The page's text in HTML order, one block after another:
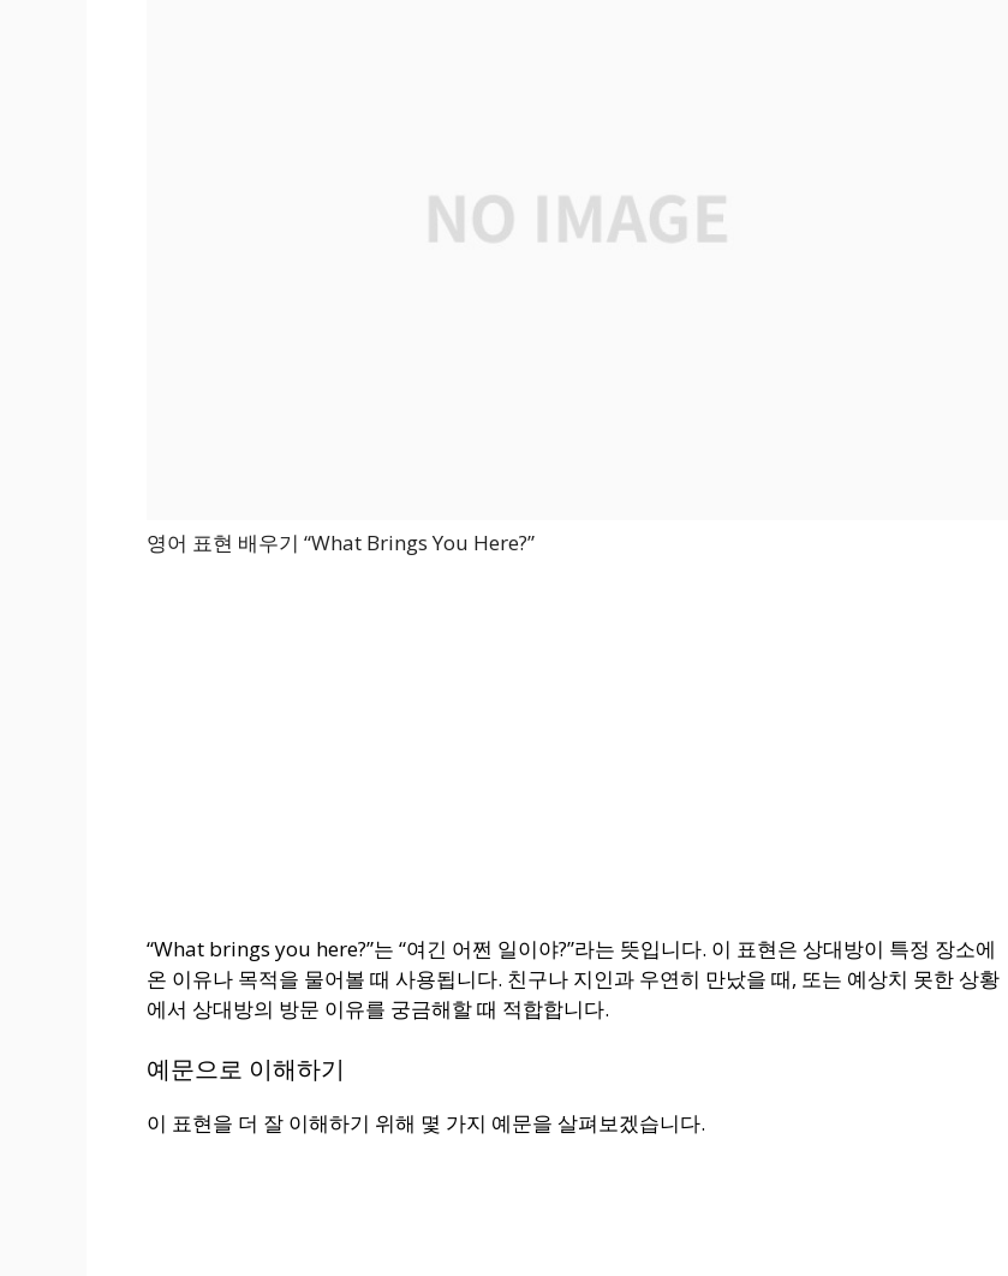
영어 표현 배우기 “What Brings You Here?”
“What brings you here?”는 “여긴 어쩐 일이야?”라는 뜻입니다. 이 표현은 상대방이 특정 장소에
온 이유나 목적을 물어볼 때 사용됩니다. 친구나 지인과 우연히 만났을 때, 또는 예상치 못한 상황
에서 상대방의 방문 이유를 궁금해할 때 적합합니다.
예문으로 이해하기
이 표현을 더 잘 이해하기 위해 몇 가지 예문을 살펴보겠습니다.